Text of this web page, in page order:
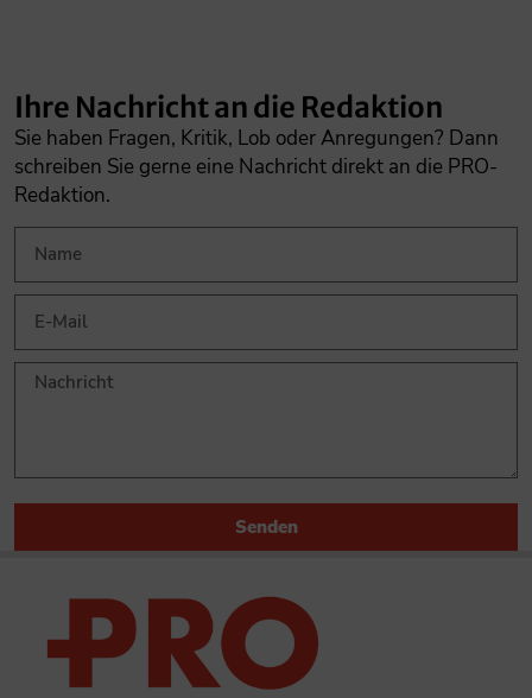
Ihre Nachricht an die Redaktion
Sie haben Fragen, Kritik, Lob oder Anregungen? Dann
schreiben Sie gerne eine Nachricht direkt an die PRO-
Redaktion.
Senden